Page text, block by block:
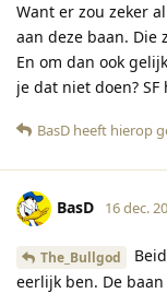
Want er zou zeker
aan deze baan. Die
En om dan ook
je dat niet doen?
BasD heeft hierop
BasD 16 dec.
The_Bullgod
eerlijk ben. De